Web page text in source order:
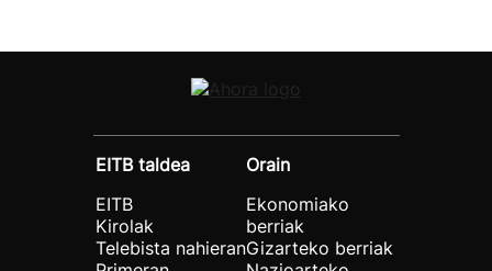
EITB taldea
EITB
Kirolak
Telebista nahieran
Orain
Ekonomiako
berriak
Gizarteko berriak